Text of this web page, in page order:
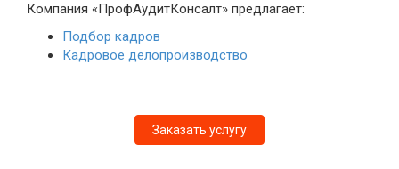
Компания «ПрофАудитКонсалт» предлагает:
Подбор кадров
Кадровое делопроизводство
Заказать услугу